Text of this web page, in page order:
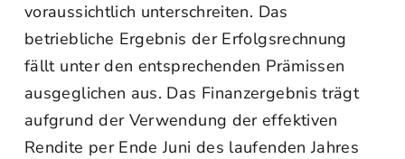
voraussichtlich unterschreiten. Das
betriebliche Ergebnis der Erfolgsrechnung
fällt unter den entsprechenden Prämissen
ausgeglichen aus. Das Finanzergebnis trägt
aufgrund der Verwendung der effektiven
Rendite per Ende Juni des laufenden Jahres